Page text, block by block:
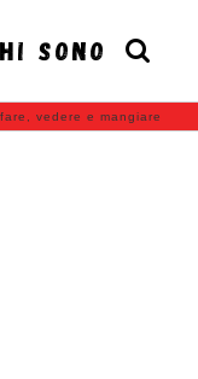
SONO
vedere e mangiare